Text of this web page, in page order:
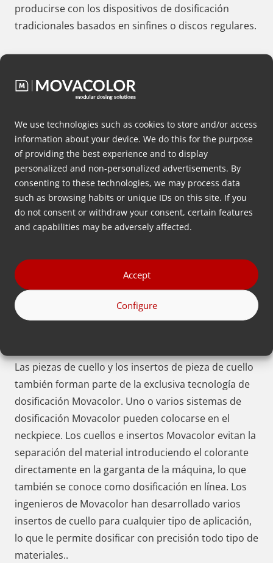
We use technologies such as cookies to store and/or access
information about your device. We do this for the purpose
of providing the best experience and to display
personalized and non-personalized advertisements. By
consenting to these technologies, we may process data
such as browsing habits or unique IDs on this site. If you
do not consent or withdraw your consent, certain features
and capabilities may be adversely affected.
Accept
Configure
producirse con los dispositivos de dosificación
tradicionales basados en sinfines o discos regulares.
paso a paso
Para satisfacer las necesidades de precisión de los
productores de plásticos, Movacolor ha estado y
está siempre a la vanguardia de los últimos avances
en el mundo de la tecnología de dosificación. Por
ello, Movacolor ha desarrollado el motor paso a
paso con una velocidad ajustable de 0,1 a 200 rpm.
El motor paso a paso acciona el cilindro dosificador
Movacolor. El motor paso a paso Movacolor es
funciona por pasos. Esto permite al operador
ajustar la velocidad del cilindro dosificador muy
rápidamente.
Tecnología de dosificación con pieza de
Las piezas de cuello y los insertos de pieza de cuello
también forman parte de la exclusiva tecnología de
dosificación Movacolor. Uno o varios sistemas de
dosificación Movacolor pueden colocarse en el
neckpiece. Los cuellos e insertos Movacolor evitan la
separación del material introduciendo el colorante
directamente en la garganta de la máquina, lo que
también se conoce como dosificación en línea. Los
ingenieros de Movacolor han desarrollado varios
insertos de cuello para cualquier tipo de aplicación,
lo que le permite dosificar con precisión todo tipo de
materiales..